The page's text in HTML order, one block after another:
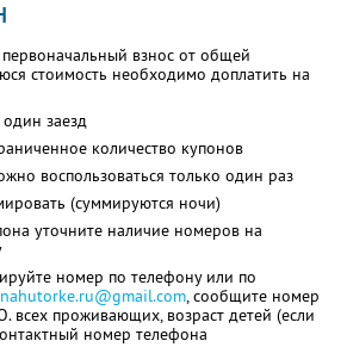
взнос от общей
стоимость необходимо доплатить на
заезд
количество купонов
воспользоваться только один раз
(суммируются ночи)
уточните наличие номеров на
номер по телефону или по
nahutorke.ru@gmail.com, сообщите номер
всех проживающих, возраст детей (если
номер телефона